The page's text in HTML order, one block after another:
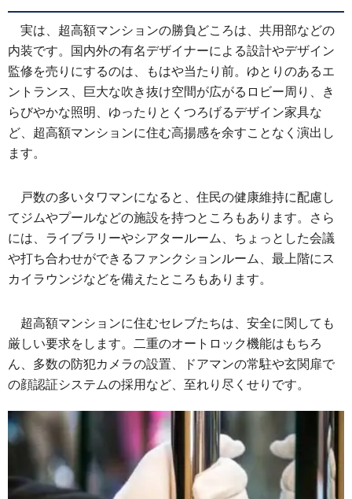
実は、超高額マンションの勝負どころは、共用部などの
内装です。国内外の有名デザイナーによる設計やデザイン
監修を売りにするのは、もはや当たり前。ゆとりのあるエ
ントランス、巨大な吹き抜け空間が広がるロビー周り、き
らびやかな照明、ゆったりとくつろげるデザイン家具な
ど、超高額マンションに住む高揚感を余すことなく演出し
ます。
戸数の多いタワマンになると、住民の健康維持に配慮し
てジムやプールなどの施設を持つところもあります。さら
には、ライブラリーやシアタールーム、ちょっとした会議
や打ち合わせができるファンクションルーム、最上階にス
カイラウンジなどを備えたところもあります。
超高額マンションに住むセレブたちは、安全に関しても
厳しい要求をします。二重のオートロック機能はもちろ
ん、多数の防犯カメラの設置、ドアマンの常駐や玄関扉で
の顔認証システムの採用など、至れり尽くせりです。